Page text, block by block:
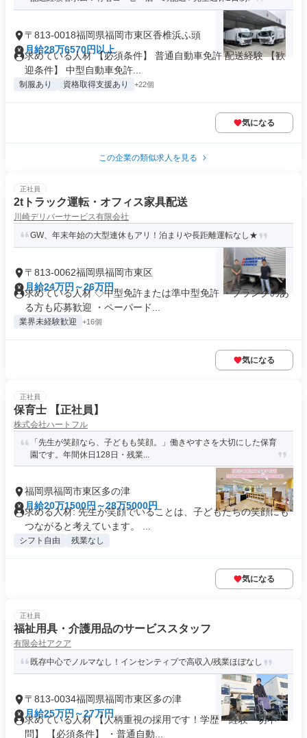
〒813-0018福岡県福岡市東区香椎浜ふ頭
月給28万6570円以上
求めている人材 【必須条件】 普通自動車免許 配送経験 【歓
迎条件】 中型自動車免許...
制服あり 資格取得支援あり +22個
気になる
この企業の類似求人を見る
正社員
2tトラック運転・オフィス家具配送
川崎デリバーサービス有限会社
GW、年末年始の大型連休もアリ！泊まりや長距離運転なし★
〒813-0062福岡県福岡市東区
月給24万円～26万円
求めている人材 ◇中型免許または準中型免許 ・ブランクのあ
る方も応募歓迎 ・ペーパード...
業界未経験歓迎 +16個
気になる
正社員
保育士 【正社員】
株式会社ハートフル
「先生が笑顔なら、子どもも笑顔。」働きやすさを大切にした保育
園です。年間休日128日・残業...
福岡県福岡市東区多の津
月給20万1500円～28万5000円
求める人材: 先生が笑顔でいることは、子どもたちの笑顔にも
つながると考えています。 ...
シフト自由 残業なし
気になる
正社員
福祉用具・介護用品のサービススタッフ
有限会社アクア
既存中心でノルマなし！インセンティブで高収入/残業ほぼなし
〒813-0034福岡県福岡市東区多の津
月給25万円～27万円
求めている人材 【人柄重視の採用です！学歴・経験一切不
問】 【必須条件】 ・普通自動...